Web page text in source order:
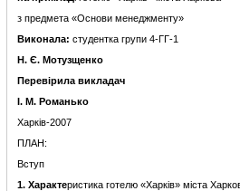
з предмета «Основи менеджменту»
Виконала: студентка групи 4-ГГ-1
Н. Є. Мотузщенко
Перевірила викладач
І. М. Романько
Харків-2007
ПЛАН:
Вступ
1. Характеристика готелю «Харків» міста